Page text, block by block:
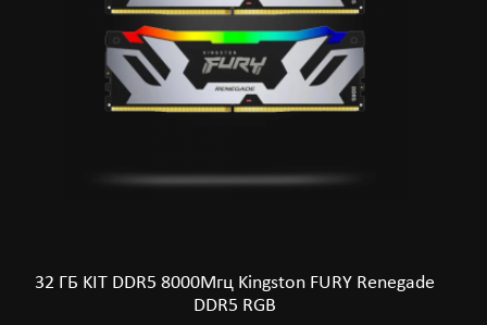
32 ГБ KIT DDR5 8000Мгц Kingston FURY Renegade
DDR5 RGB